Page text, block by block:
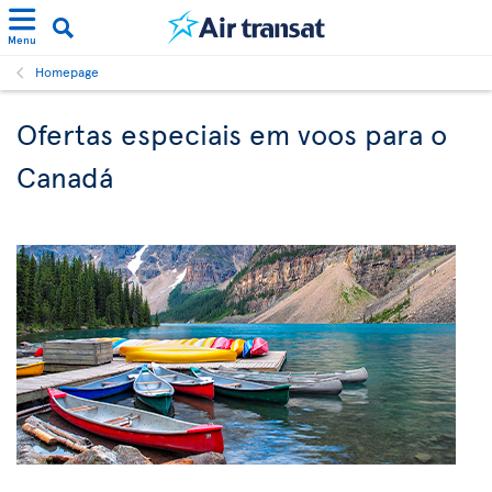
Menu
Homepage
Ofertas especiais em voos para o
Canadá